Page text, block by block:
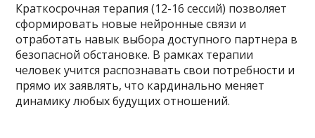
Краткосрочная терапия (12-16 сессий) позволяет
сформировать новые нейронные связи и
отработать навык выбора доступного партнера в
безопасной обстановке. В рамках терапии
человек учится распознавать свои потребности и
прямо их заявлять, что кардинально меняет
динамику любых будущих отношений.